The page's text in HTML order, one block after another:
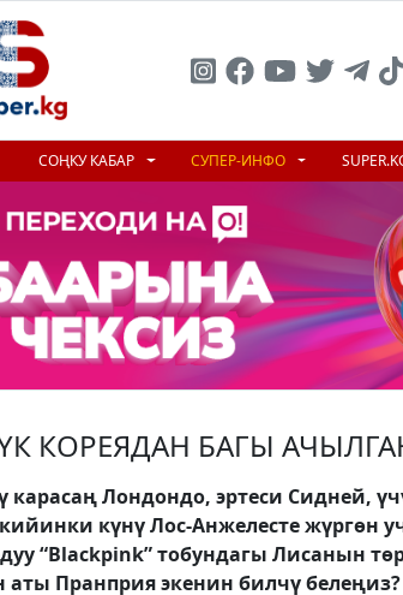
СОҢКУ КАБАР СУПЕР-ИНФО
КОРЕЯДАН БАГЫ
карасаң Лондондо, эртеси Сидней,
күнү Лос-Анжелесте жүргөн
“Blackpink” тобундагы Лисанын
аты Пранприя экенин билчү белеңиз?